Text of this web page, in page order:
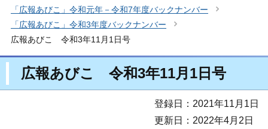
「広報あびこ」令和元年－令和7年度バックナンバー
「広報あびこ」令和3年度バックナンバー
広報あびこ 令和3年11月1日号
広報あびこ 令和3年11月1日号
登録日：2021年11月1日
更新日：2022年4月2日